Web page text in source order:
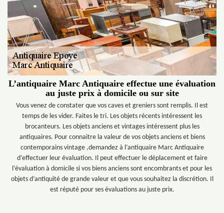
L’antiquaire Marc Antiquaire effectue une évaluation
au juste prix à domicile ou sur site
Vous venez de constater que vos caves et greniers sont remplis. Il est
temps de les vider. Faites le tri. Les objets récents intéressent les
brocanteurs. Les objets anciens et vintages intéressent plus les
antiquaires. Pour connaitre la valeur de vos objets anciens et biens
contemporains vintage ,demandez à l’antiquaire Marc Antiquaire
d’effectuer leur évaluation. Il peut effectuer le déplacement et faire
l’évaluation à domicile si vos biens anciens sont encombrants et pour les
objets d’antiquité de grande valeur et que vous souhaitez la discrétion. Il
est réputé pour ses évaluations au juste prix.